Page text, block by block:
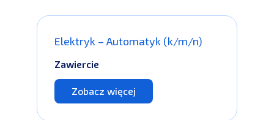
Elektryk – Automatyk (k/m/n)
Zawiercie
Zobacz więcej